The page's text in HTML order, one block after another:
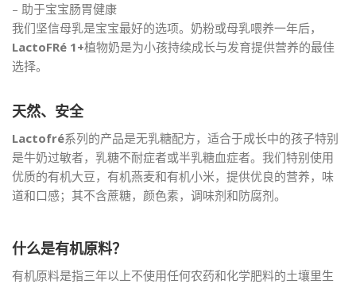
– 助于宝宝肠胃健康
我们坚信母乳是宝宝最好的选项。奶粉或母乳喂养一年后，
LactoFRé 1+植物奶是为小孩持续成长与发育提供营养的最佳
选择。
天然、安全
Lactofré系列的产品是无乳糖配方，适合于成长中的孩子特别
是牛奶过敏者，乳糖不耐症者或半乳糖血症者。我们特别使用
优质的有机大豆，有机燕麦和有机小米，提供优良的营养，味
道和口感；其不含蔗糖，颜色素，调味剂和防腐剂。
什么是有机原料？
有机原料是指三年以上不使用任何农药和化学肥料的土壤里生